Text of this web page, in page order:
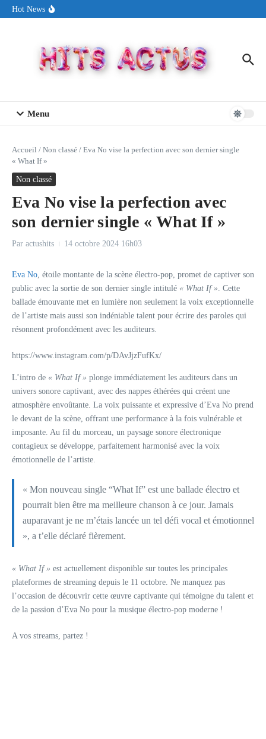
Aller au contenu
Hot News
« New Day »
Menu
Accueil / Non classé / Eva No vise la perfection avec son dernier single
« What If »
Non classé
Eva No vise la perfection avec
son dernier single « What If »
Par actushits 14 octobre 2024 16h03
Eva No, étoile montante de la scène électro-pop, promet de captiver son
public avec la sortie de son dernier single intitulé « What If ». Cette
ballade émouvante met en lumière non seulement la voix exceptionnelle
de l’artiste mais aussi son indéniable talent pour écrire des paroles qui
résonnent profondément avec les auditeurs.
https://www.instagram.com/p/DAvJjzFufKx/
L’intro de « What If » plonge immédiatement les auditeurs dans un
univers sonore captivant, avec des nappes éthérées qui créent une
atmosphère envoûtante. La voix puissante et expressive d’Eva No prend
le devant de la scène, offrant une performance à la fois vulnérable et
imposante. Au fil du morceau, un paysage sonore électronique
contagieux se développe, parfaitement harmonisé avec la voix
émotionnelle de l’artiste.
« Mon nouveau single “What If” est une ballade électro et
pourrait bien être ma meilleure chanson à ce jour. Jamais
auparavant je ne m’étais lancée un tel défi vocal et émotionnel
», a t’elle déclaré fièrement.
« What If » est actuellement disponible sur toutes les principales
plateformes de streaming depuis le 11 octobre. Ne manquez pas
l’occasion de découvrir cette œuvre captivante qui témoigne du talent et
de la passion d’Eva No pour la musique électro-pop moderne !
A vos streams, partez !